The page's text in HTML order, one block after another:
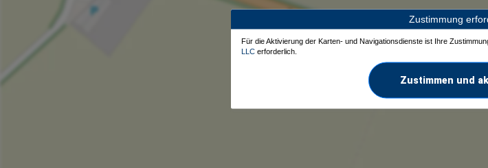
Zustimmung
Für die Aktivierung der Karten- und Navigationsdienste ist Ihre
LLC erforderlich.
Zustimmen und